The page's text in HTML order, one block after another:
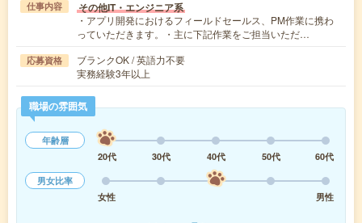
仕事内容 その他IT・エンジニア系
・アプリ開発におけるフィールドセールス、PM作業に携わ
っていただきます。・主に下記作業をご担当いただ…
応募資格
ブランクOK / 英語力不要
実務経験3年以上
職場の雰囲気
年齢層
20代
30代 40代 50代
60代
男女比率
女性
男性